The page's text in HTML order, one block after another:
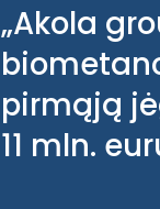
„Akola
pirmąją
11 mln.